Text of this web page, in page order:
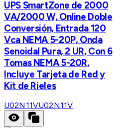
UPS SmartZone de 2000
VA/2000 W, Online Doble
Conversión, Entrada 120
Vca NEMA 5-20P, Onda
Senoidal Pura, 2 UR, Con 6
Tomas NEMA 5-20R,
Incluye Tarjeta de Red y
Kit de Rieles
U02N11VU02N11V